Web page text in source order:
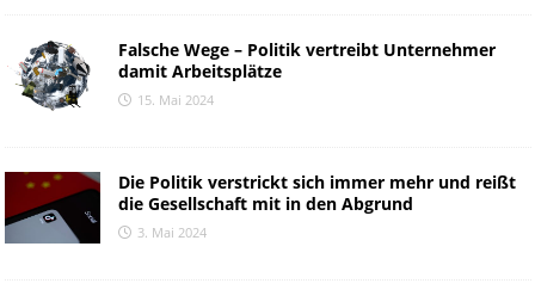
Falsche Wege – Politik vertreibt Unternehmer
damit Arbeitsplätze
15. Mai 2024
Die Politik verstrickt sich immer mehr und reißt
die Gesellschaft mit in den Abgrund
3. Mai 2024